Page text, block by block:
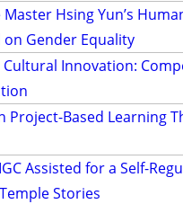
Hsing Yun’s
on Gender Equality
Innovation:
Based Learning
Assisted for a Self-
Stories